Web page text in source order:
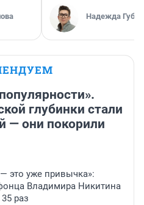
Надежда
глубинки стали
— они покорили
это уже привычка»:
Владимира Никитина
раз